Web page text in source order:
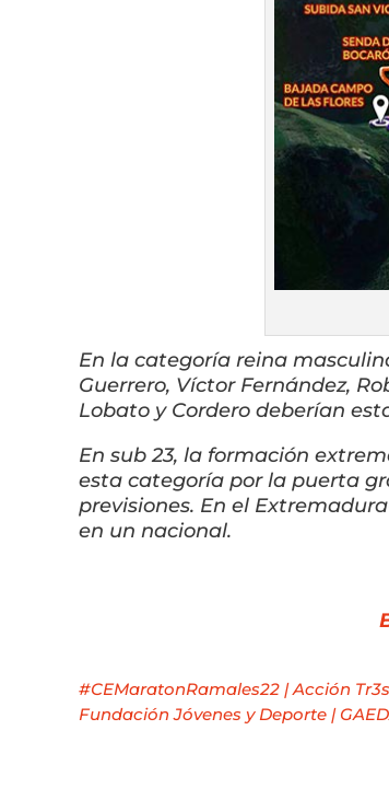
En la categoría reina
Guerrero, Víctor Fernández,
Lobato y Cordero deberían
En sub 23, la formación
esta categoría por la puerta
previsiones. En el
en un nacional.
#CEMaratonRamales22 |Acción
Fundación Jóvenes y Deporte |